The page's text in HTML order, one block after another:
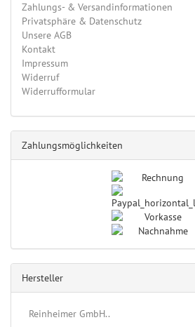
Zahlungs- & Versandinformationen
Privatsphäre & Datenschutz
Unsere AGB
Kontakt
Impressum
Widerruf
Widerrufformular
Zahlungsmöglichkeiten
Hersteller
Reinheimer GmbH..